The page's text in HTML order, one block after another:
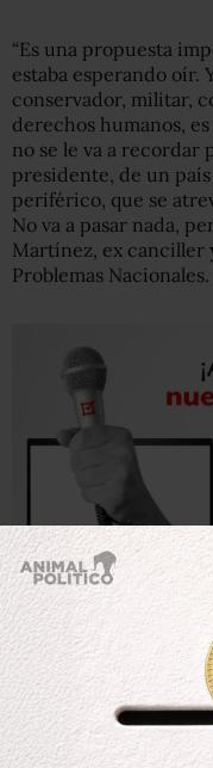
“Es una propuesta
estaba esperando
conservador, militar,
derechos humanos,
no se le va a recordar
presidente, de un
periférico, que se
No va a pasar nada,
Martínez, ex
Problemas Nacionales.
El pasado fin de
cumbre
debatir el tema. Pero